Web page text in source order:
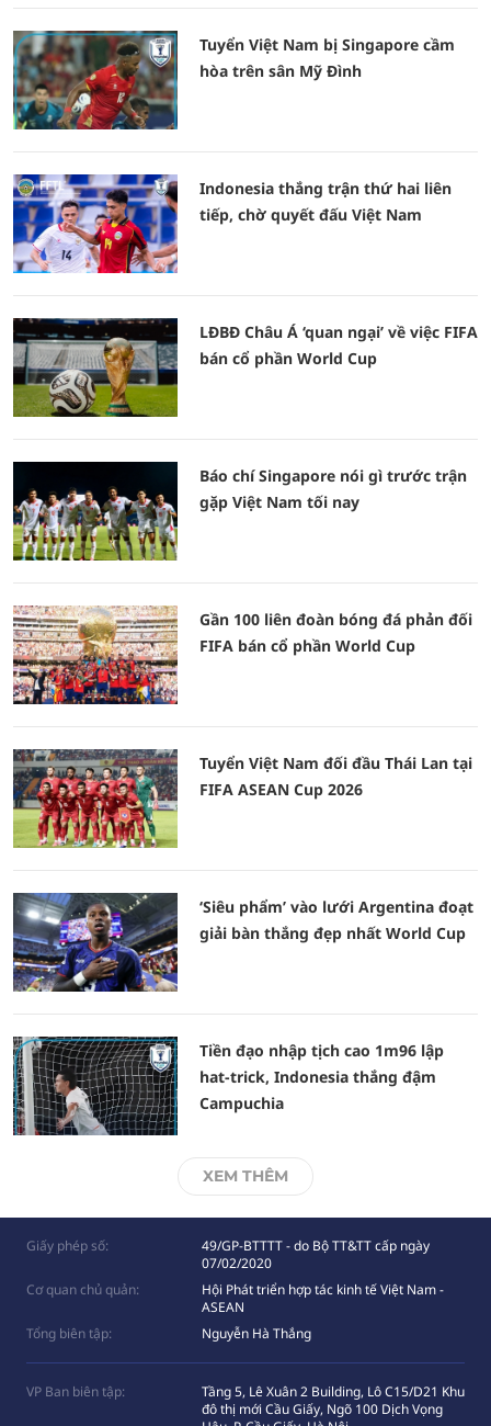
Tuyển Việt Nam bị Singapore cầm
hòa trên sân Mỹ Đình
Indonesia thắng trận thứ hai liên
tiếp, chờ quyết đấu Việt Nam
LĐBĐ Châu Á ‘quan ngại’ về việc FIFA
bán cổ phần World Cup
Báo chí Singapore nói gì trước trận
gặp Việt Nam tối nay
Gần 100 liên đoàn bóng đá phản đối
FIFA bán cổ phần World Cup
Tuyển Việt Nam đối đầu Thái Lan tại
FIFA ASEAN Cup 2026
‘Siêu phẩm’ vào lưới Argentina đoạt
giải bàn thắng đẹp nhất World Cup
Tiền đạo nhập tịch cao 1m96 lập
hat-trick, Indonesia thắng đậm
Campuchia
XEM THÊM
Giấy phép số:
49/GP-BTTTT - do Bộ TT&TT cấp ngày
07/02/2020
Cơ quan chủ quản:
Hội Phát triển hợp tác kinh tế Việt Nam -
ASEAN
Tổng biên tập:
Nguyễn Hà Thắng
VP Ban biên tập:
Tầng 5, Lê Xuân 2 Building, Lô C15/D21 Khu
đô thị mới Cầu Giấy, Ngõ 100 Dịch Vọng